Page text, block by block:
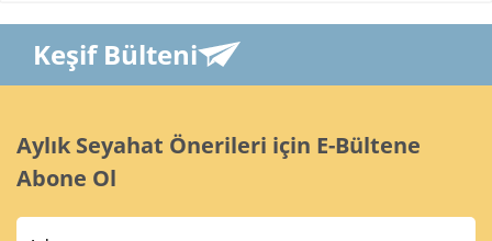
Keşif Bülteni
Aylık Seyahat Önerileri için E-Bültene
Abone Ol